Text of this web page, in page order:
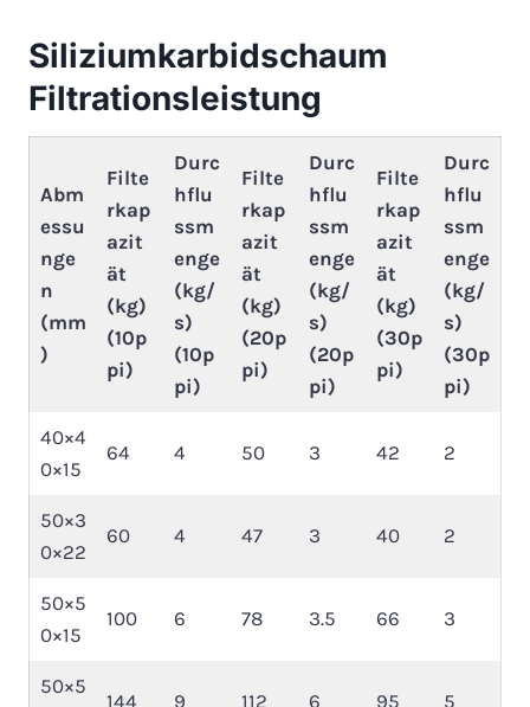
Siliziumkarbidschaum
Filtrationsleistung
Abm
essu
nge
n
(mm
)
Filte
rkap
azit
ät
(kg)
(10p
pi)
Durc
hflu
ssm
enge
(kg/
s)
(10p
pi)
Filte
rkap
azit
ät
(kg)
(20p
pi)
Durc
hflu
ssm
enge
(kg/
s)
(20p
pi)
Filte
rkap
azit
ät
(kg)
(30p
pi)
Durc
hflu
ssm
enge
(kg/
s)
(30p
pi)
40×4
0×15
64 4 50 3 42 2
50×3
0×22
60 4 47 3 40 2
50×5
0×15
100 6 78 3.5 66 3
50×5
144 9 112 6 95 5